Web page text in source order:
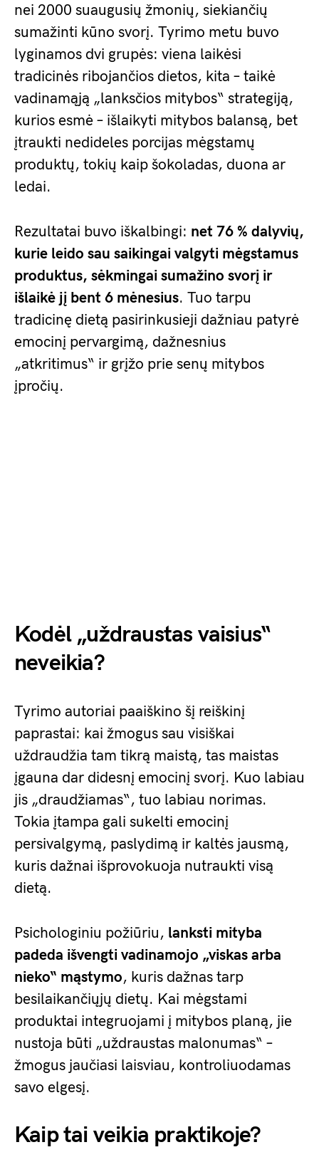
nei 2000 suaugusių žmonių, siekiančių
sumažinti kūno svorį. Tyrimo metu buvo
lyginamos dvi grupės: viena laikėsi
tradicinės ribojančios dietos, kita – taikė
vadinamąją „lanksčios mitybos“ strategiją,
kurios esmė – išlaikyti mitybos balansą, bet
įtraukti nedideles porcijas mėgstamų
produktų, tokių kaip šokoladas, duona ar
ledai.
Rezultatai buvo iškalbingi: net 76 % dalyvių,
kurie leido sau saikingai valgyti mėgstamus
produktus, sėkmingai sumažino svorį ir
išlaikė jį bent 6 mėnesius. Tuo tarpu
tradicinę dietą pasirinkusieji dažniau patyrė
emocinį pervargimą, dažnesnius
„atkritimus“ ir grįžo prie senų mitybos
įpročių.
Kodėl „uždraustas vaisius“
neveikia?
Tyrimo autoriai paaiškino šį reiškinį
paprastai: kai žmogus sau visiškai
uždraudžia tam tikrą maistą, tas maistas
įgauna dar didesnį emocinį svorį. Kuo labiau
jis „draudžiamas“, tuo labiau norimas.
Tokia įtampa gali sukelti emocinį
persivalgymą, paslydimą ir kaltės jausmą,
kuris dažnai išprovokuoja nutraukti visą
dietą.
Psichologiniu požiūriu, lanksti mityba
padeda išvengti vadinamojo „viskas arba
nieko“ mąstymo, kuris dažnas tarp
besilaikančiųjų dietų. Kai mėgstami
produktai integruojami į mitybos planą, jie
nustoja būti „uždraustas malonumas“ –
žmogus jaučiasi laisviau, kontroliuodamas
savo elgesį.
Kaip tai veikia praktikoje?